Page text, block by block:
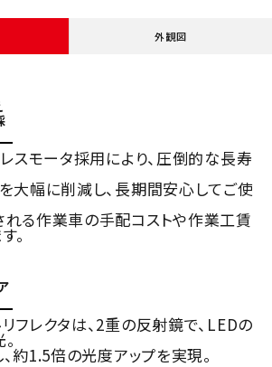
外観図
スモータ採用により、圧倒的な長寿
大幅に削減し、長期間安心してご使
る作業車の手配コストや作業工賃
。
フレクタは、2重の反射鏡で、LEDの
約1.5倍の光度アップを実現。